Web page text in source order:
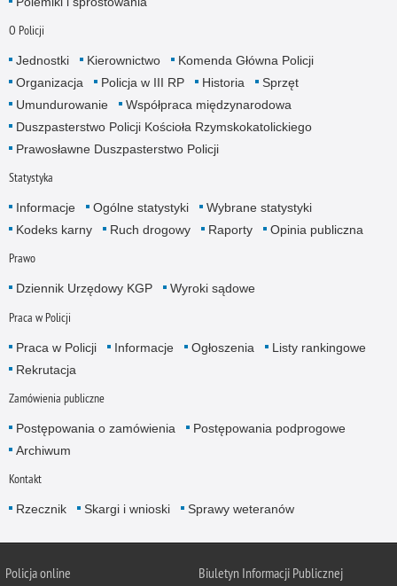
O Policji
Jednostki Kierownictwo
Komenda Główna Policji
Organizacja
Policja w III RP Historia
Sprzęt
Umundurowanie
Współpraca międzynarodowa
Duszpasterstwo Policji Kościoła Rzymskokatolickiego
Prawosławne Duszpasterstwo Policji
Statystyka
Informacje Ogólne statystyki
Wybrane statystyki
Kodeks karny
Ruch drogowy Raporty Opinia publiczna
Prawo
Dziennik Urzędowy KGP Wyroki sądowe
Praca w Policji
Praca w Policji Informacje Ogłoszenia
Listy rankingowe
Rekrutacja
Zamówienia publiczne
Postępowania o zamówienia
Postępowania podprogowe
Archiwum
Kontakt
Rzecznik Skargi i wnioski Sprawy weteranów
Policjaonline Biuletyn Informacji Publicznej